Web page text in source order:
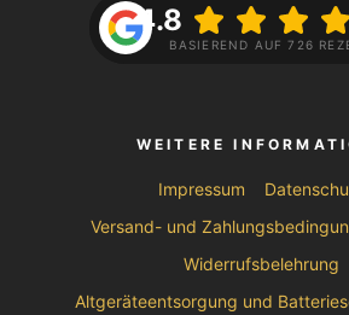
4.8
BASIEREND AUF 726
WEITERE
Impressum
Versand- und
Widerrufsbelehrung
Altgeräteentsorgung und